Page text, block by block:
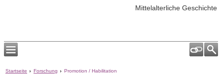
Mittelalterliche Geschichte
Startseite Forschung Promotion / Habilitation